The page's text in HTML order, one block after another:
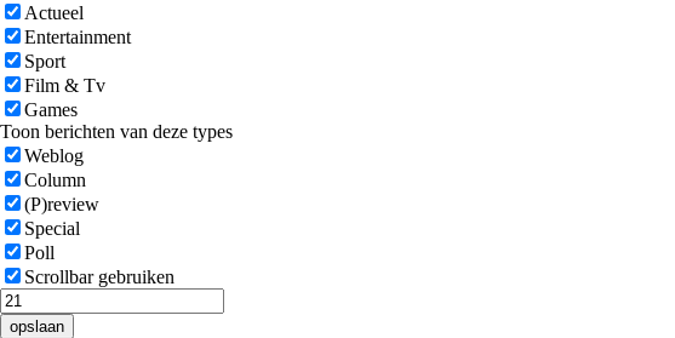
Actueel
Entertainment
Sport
Film & Tv
Games
Toon berichten van deze types
Weblog
Column
(P)review
Special
Poll
Scrollbar gebruiken
opslaan